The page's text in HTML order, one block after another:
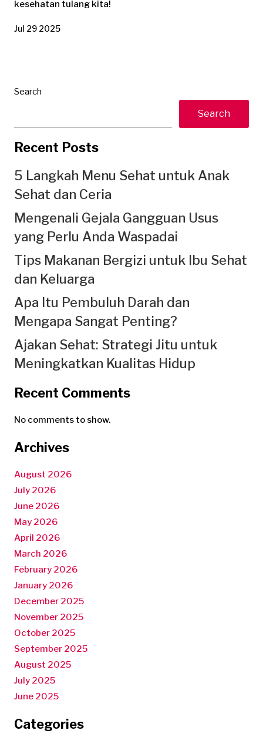
kesehatan tulang kita!
Jul 29 2025
Search
Search
Recent Posts
5 Langkah Menu Sehat untuk Anak
Sehat dan Ceria
Mengenali Gejala Gangguan Usus
yang Perlu Anda Waspadai
Tips Makanan Bergizi untuk Ibu Sehat
dan Keluarga
Apa Itu Pembuluh Darah dan
Mengapa Sangat Penting?
Ajakan Sehat: Strategi Jitu untuk
Meningkatkan Kualitas Hidup
Recent Comments
No comments to show.
Archives
August 2026
July 2026
June 2026
May 2026
April 2026
March 2026
February 2026
January 2026
December 2025
November 2025
October 2025
September 2025
August 2025
July 2025
June 2025
Categories